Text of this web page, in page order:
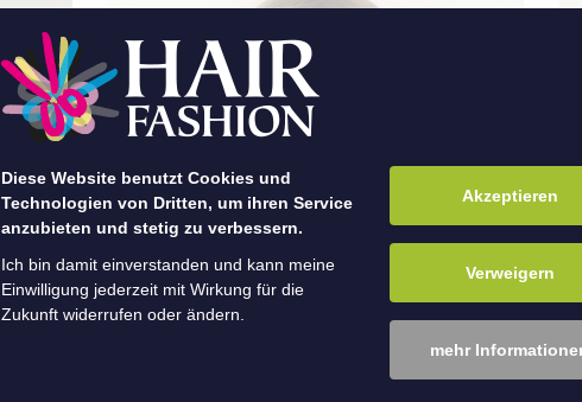
Diese Website benutzt Cookies und
Technologien von Dritten, um ihren Service
anzubieten und stetig zu verbessern.
Ich bin damit einverstanden und kann meine
Einwilligung jederzeit mit Wirkung für die
Zukunft widerrufen oder ändern.
Akzeptieren
Verweigern
mehr